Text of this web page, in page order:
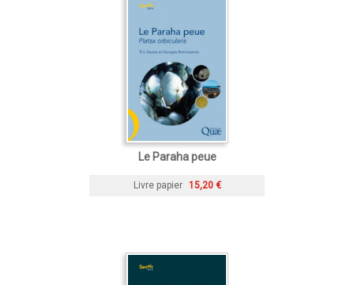
Le Paraha peue
Livre papier 15,20 €